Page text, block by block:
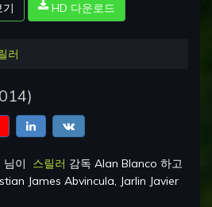
HD 다운로드
러
)
님이 스릴러 감독 Alan Blanco 하고
James Abvincula, Jarlin Javier